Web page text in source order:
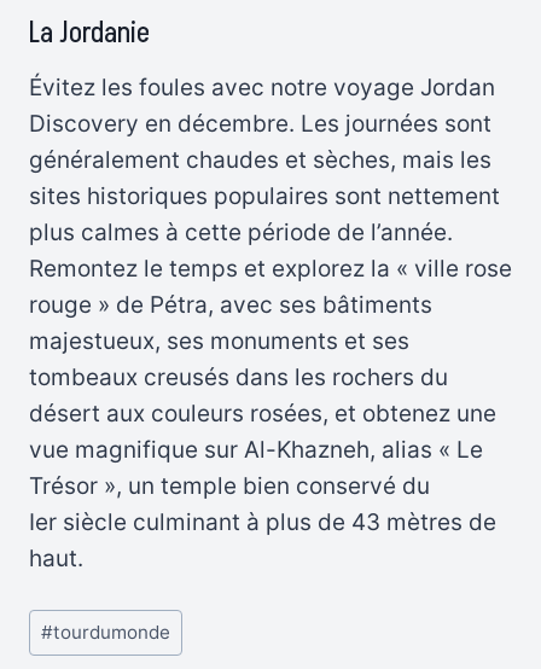
La Jordanie
Évitez les foules avec notre voyage Jordan
Discovery en décembre. Les journées sont
généralement chaudes et sèches, mais les
sites historiques populaires sont nettement
plus calmes à cette période de l’année.
Remontez le temps et explorez la « ville rose
rouge » de Pétra, avec ses bâtiments
majestueux, ses monuments et ses
tombeaux creusés dans les rochers du
désert aux couleurs rosées, et obtenez une
vue magnifique sur Al-Khazneh, alias « Le
Trésor », un temple bien conservé du
Ier siècle culminant à plus de 43 mètres de
haut.
Post
Tags:
#tourdumonde